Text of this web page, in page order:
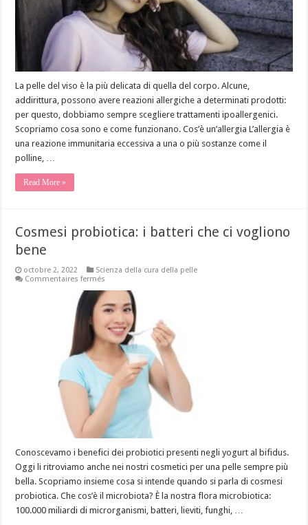
La pelle del viso è la più delicata di quella del corpo. Alcune,
addirittura, possono avere reazioni allergiche a determinati prodotti:
per questo, dobbiamo sempre scegliere trattamenti ipoallergenici.
Scopriamo cosa sono e come funzionano. Cos’è un’allergia L’allergia è
una reazione immunitaria eccessiva a una o più sostanze come il
polline, …
Read More »
Cosmesi probiotica: i batteri che ci vogliono
bene
octobre 2, 2022
Scienza della cura della pelle
Commentaires fermés
probiotica:
i
batteri
che
ci
vogliono
bene
Conoscevamo i benefici dei probiotici presenti negli yogurt al bifidus.
Oggi li ritroviamo anche nei nostri cosmetici per una pelle sempre più
bella. Scopriamo insieme cosa si intende quando si parla di cosmesi
probiotica. Che cos’è il microbiota? È la nostra flora microbiotica:
100.000 miliardi di microrganismi, batteri, lieviti, funghi, …